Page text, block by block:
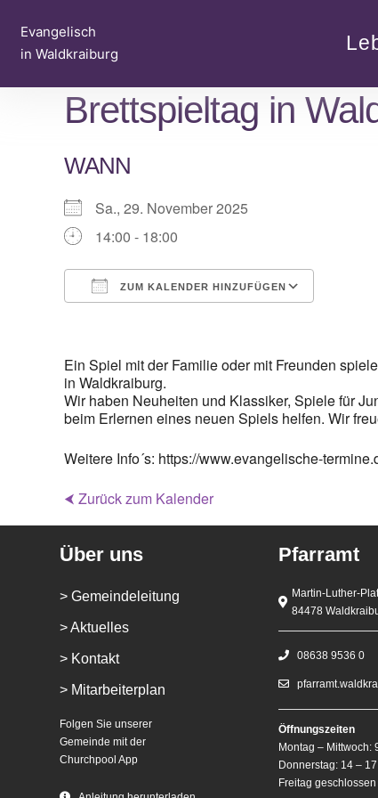
Inhalt
springen
Evangelisch
in Waldkraiburg
Brettspieltag in
WANN
Sa., 29. November 2025
14:00 - 18:00
ZUM KALENDER HINZUFÜGEN
Ein Spiel mit der Familie oder mit Freunden
in Waldkraiburg.
Wir haben Neuheiten und Klassiker, Spiele für
beim Erlernen eines neuen Spiels helfen. Wir
Weitere Info´s: https://www.evangelische-
⮜ Zurück zum Kalender
Über uns
> Gemeindeleitung
> Aktuelles
> Kontakt
> Mitarbeiterplan
Folgen Sie unserer
Gemeinde mit der
Churchpool App
Pfarramt
Martin-Luther-
84478
08638 9536 0
Öffnungszeiten
Montag – Mittwoch:
Donnerstag: 14 –
Freitag geschlossen